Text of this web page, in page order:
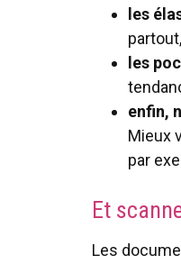
les
les
enfin,
Mieux
par
Et
Les